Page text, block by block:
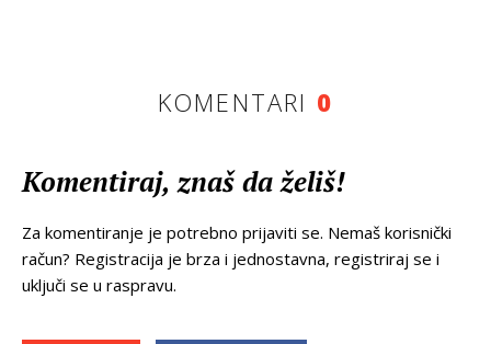
KOMENTARI 0
Komentiraj, znaš da želiš!
Za komentiranje je potrebno prijaviti se. Nemaš korisnički
račun? Registracija je brza i jednostavna, registriraj se i
uključi se u raspravu.